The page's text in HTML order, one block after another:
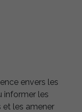
envers les
informer les
les amener